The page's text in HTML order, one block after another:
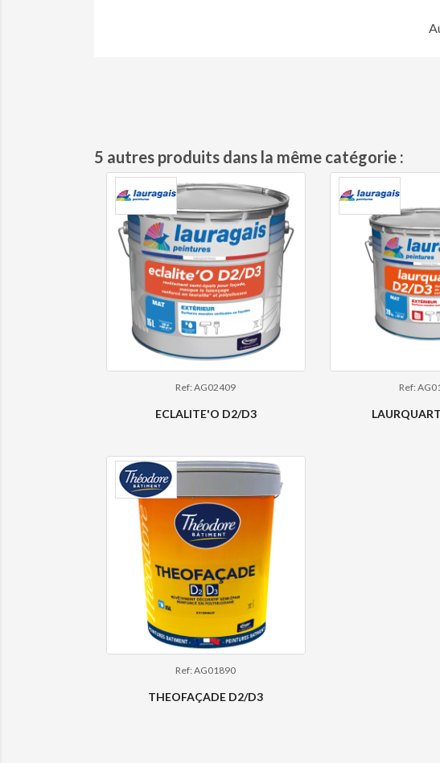
5 autres produits dans la même catégorie :
Ref: AG02409
ECLALITE'O D2/D3
Ref:
Ref: AG01890
THEOFAÇADE D2/D3